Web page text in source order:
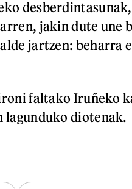
jakin dute une
jartzen: beharra
faltako Iruñeko
lagunduko diotenak.